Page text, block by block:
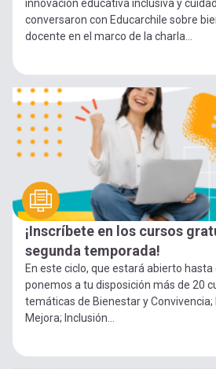
innovación educativa inclusiva y
conversaron con Educarchile sobre
docente en el marco de la charla...
¡Inscríbete en los cursos
segunda temporada!
En este ciclo, que estará abierto
ponemos a tu disposición más de 20
temáticas de Bienestar y Convivencia;
Mejora; Inclusión...